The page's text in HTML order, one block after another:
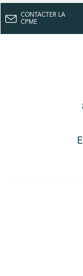
CONTACTER LA
CPME